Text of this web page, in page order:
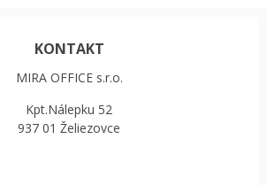
KONTAKT
MIRA OFFICE s.r.o.
Kpt.Nálepku 52
937 01 Želiezovce